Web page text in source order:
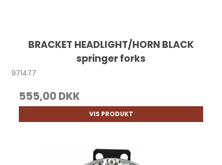
BRACKET HEADLIGHT/HORN BLACK
springer forks
971477
555,00 DKK
VIS PRODUKT